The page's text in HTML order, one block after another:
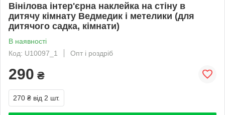
Вінілова інтер'єрна наклейка на стіну в
дитячу кімнату Ведмедик і метелики (для
дитячого садка, кімнати)
В наявності
Код: U10097_1
Опт і роздріб
290 ₴
270 ₴ від 2 шт.